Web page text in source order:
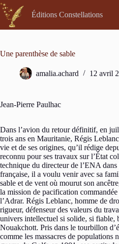
Passer
au
contenu
Éditions Constellations
Une parenthèse de sable
amalia.achard 12 avril
Jean-Pierre Paulhac
Dans l’avion du retour définitif, en
trois ans en Mauritanie, Régis
vie et de ses origines, qu’il rédige
reconnu pour ses travaux sur l’État
technique du directeur de l’ENA
française, il a voulu venir avec sa
sable et de vent où mourut son
la mission de pacification
l’Adrar. Régis Leblanc, homme de
rigueur, défenseur des valeurs du
univers intellectuel si solide, si fiable,
Nouakchott. Pris dans le tourbillon
comme les massacres de populations